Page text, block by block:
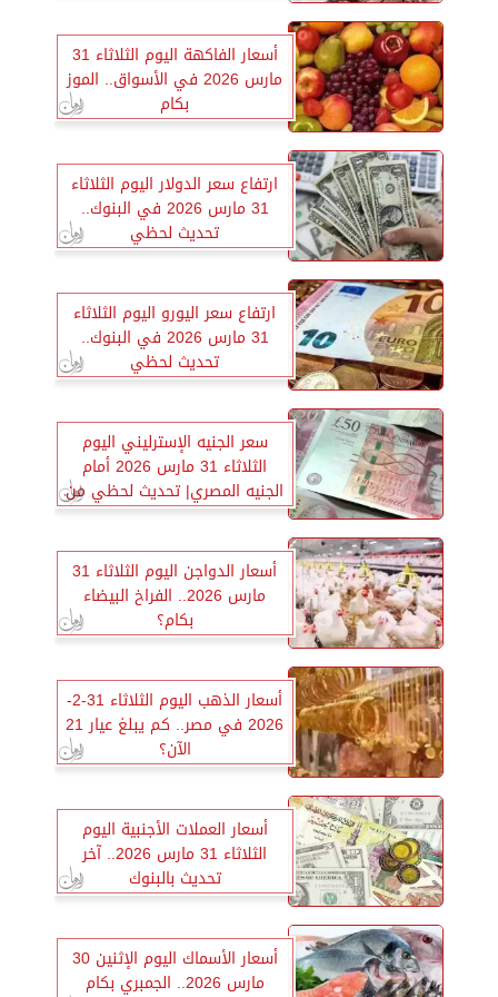
أسعار الفاكهة اليوم الثلاثاء 31
مارس 2026 في الأسواق.. الموز
بكام
ارتفاع سعر الدولار اليوم الثلاثاء
31 مارس 2026 في البنوك..
تحديث لحظي
ارتفاع سعر اليورو اليوم الثلاثاء
31 مارس 2026 في البنوك..
تحديث لحظي
سعر الجنيه الإسترليني اليوم
الثلاثاء 31 مارس 2026 أمام
الجنيه المصري| تحديث لحظي من
جميع البنوك
أسعار الدواجن اليوم الثلاثاء 31
مارس 2026.. الفراخ البيضاء
بكام؟
أسعار الذهب اليوم الثلاثاء 31-2-
2026 في مصر.. كم يبلغ عيار 21
الآن؟
أسعار العملات الأجنبية اليوم
الثلاثاء 31 مارس 2026.. آخر
تحديث بالبنوك
أسعار الأسماك اليوم الإثنين 30
مارس 2026.. الجمبري بكام